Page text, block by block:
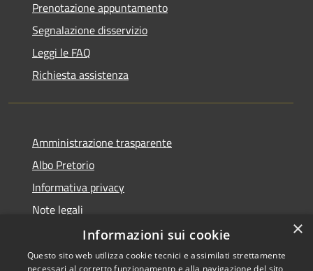
Prenotazione appuntamento
Segnalazione disservizio
Leggi le FAQ
Richiesta assistenza
Amministrazione trasparente
Albo Pretorio
Informativa privacy
Note legali
Dichiarazione di accessibilità
×
Informazioni sui cookie
Questo sito web utilizza cookie tecnici e assimilati strettamente
necessari al corretto funzionamento e alla navigazione del sito,